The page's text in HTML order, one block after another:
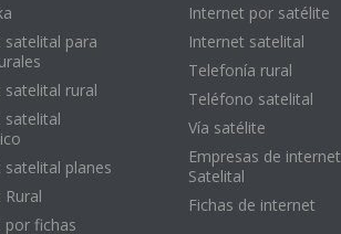
satelital para
satelital rural
satelital
satelital planes
por fichas
Internet por satélite
Internet satelital
Telefonía rural
Teléfono satelital
Vía satélite
Empresas de internet
Satelital
Fichas de internet